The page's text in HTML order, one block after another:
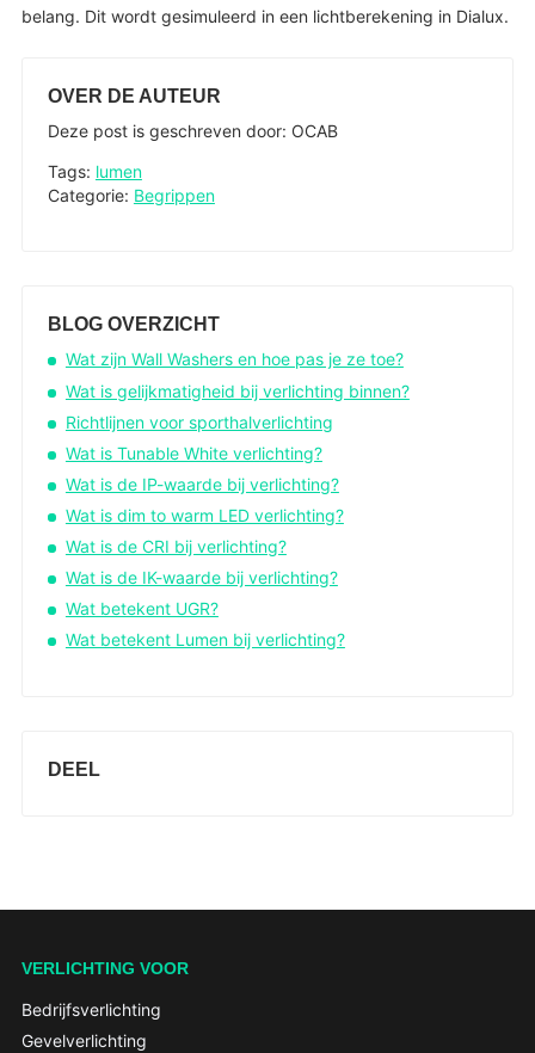
belang. Dit wordt gesimuleerd in een lichtberekening in Dialux.
OVER DE AUTEUR
Deze post is geschreven door: OCAB
Tags: lumen
Categorie: Begrippen
BLOG OVERZICHT
Wat zijn Wall Washers en hoe pas je ze toe?
Wat is gelijkmatigheid bij verlichting binnen?
Richtlijnen voor sporthalverlichting
Wat is Tunable White verlichting?
Wat is de IP-waarde bij verlichting?
Wat is dim to warm LED verlichting?
Wat is de CRI bij verlichting?
Wat is de IK-waarde bij verlichting?
Wat betekent UGR?
Wat betekent Lumen bij verlichting?
DEEL
VERLICHTING VOOR
Bedrijfsverlichting
Gevelverlichting